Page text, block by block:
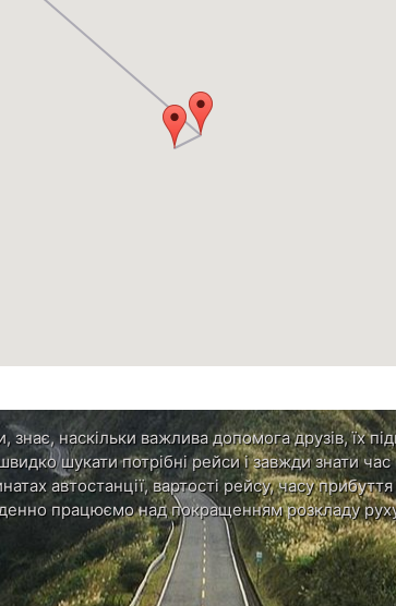
наскільки важлива допомога друзів, їх
шукати потрібні рейси і завжди знати
автостанції, вартості рейсу, часу
працюємо над покращенням розкладу руху